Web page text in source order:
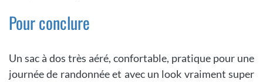
Pour conclure
Un sac à dos très aéré, confortable, pratique pour une
journée de randonnée et avec un look vraiment super